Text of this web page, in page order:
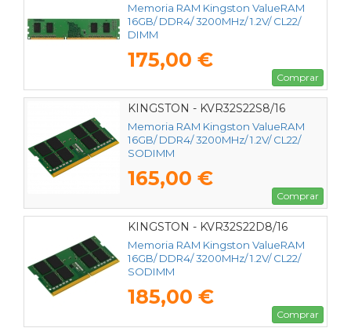
Memoria RAM Kingston ValueRAM
16GB/ DDR4/ 3200MHz/ 1.2V/ CL22/
DIMM
175,00 €
Comprar
KINGSTON - KVR32S22S8/16
Memoria RAM Kingston ValueRAM
16GB/ DDR4/ 3200MHz/ 1.2V/ CL22/
SODIMM
165,00 €
Comprar
KINGSTON - KVR32S22D8/16
Memoria RAM Kingston ValueRAM
16GB/ DDR4/ 3200MHz/ 1.2V/ CL22/
SODIMM
185,00 €
Comprar